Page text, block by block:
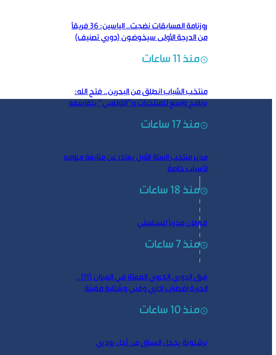
روزنامة المسابقات نضجت.. الياسين: 36 فريقاً
من الدرجة الأولى سيخوضون (دوري تصنيف)
منذ 11 ساعات
منتخب الشباب انطلق من البحرين.. فتح الله:
برنامج واسع للمنتخبات و”الأولمبي” يتقاسمه
منذ 17 ساعات
مدير منتخب السلة الأول يعتذر عن متابعة مهامه
لأسباب خاصة
منذ 18 ساعات
فورلان مدرباً للسيلستي
منذ 7 ساعات
فرق الدوري الكروي الممتاز في الميزان (11)..
الحرية اضطراب إداري وفني وشللية مقيتة
منذ 10 ساعات
برشلونة يدخل السباق من أجل رودري